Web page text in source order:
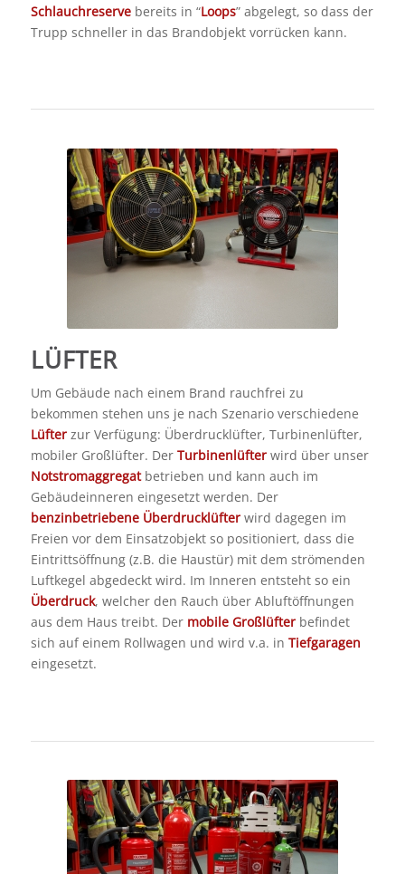
Schlauchreservebereits in “Loops” abgelegt, so dass der
Trupp schneller in das Brandobjekt vorrücken kann.
LÜFTER
Um Gebäude nach einem Brand rauchfrei zu
bekommen stehen uns je nach Szenario verschiedene
Lüfterzur Verfügung: Überdrucklüfter, Turbinenlüfter,
mobiler Großlüfter. Der Turbinenlüfterwird über unser
Notstromaggregatbetrieben und kann auch im
Gebäudeinneren eingesetzt werden. Der
benzinbetriebene Überdrucklüfterwird dagegen im
Freien vor dem Einsatzobjekt so positioniert, dass die
Eintrittsöffnung (z.B. die Haustür) mit dem strömenden
Luftkegel abgedeckt wird. Im Inneren entsteht so ein
Überdruck, welcher den Rauch über Abluftöffnungen
aus dem Haus treibt. Der mobile Großlüfterbefindet
sich auf einem Rollwagen und wird v.a. in Tiefgaragen
eingesetzt.